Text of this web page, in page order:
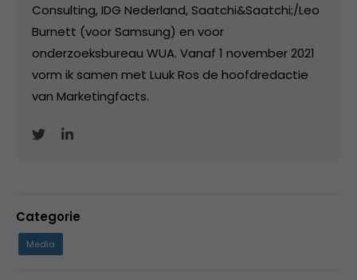
Consulting, IDG Nederland, Saatchi&Saatchi;/Leo
Burnett (voor Samsung) en voor
onderzoeksbureau WUA. Vanaf 1 november 2021
vorm ik samen met Luuk Ros de hoofdredactie
van Marketingfacts.
Categorie
Media